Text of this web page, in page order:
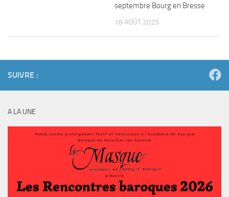
septembre Bourg en Bresse
18 AOÛT 2025
SUIVRE :
A LA UNE